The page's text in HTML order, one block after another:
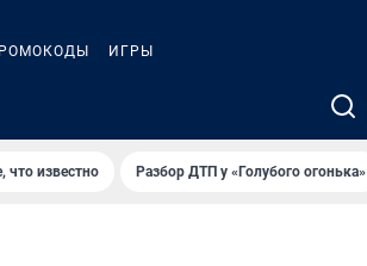
ИГРЫ
что известно Разбор ДТП у «Голубого огонька»